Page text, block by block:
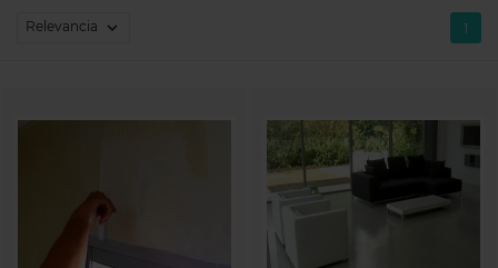
Relevancia  1